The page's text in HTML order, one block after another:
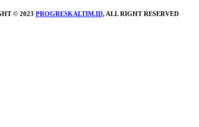
© 2023 PROGRESKALTIM.ID, ALL RIGHT RESERVED